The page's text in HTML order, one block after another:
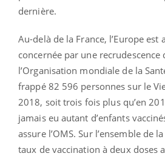
dernière.
Au-delà de la France, l’Europe est
concernée par une recrudescence
l’Organisation mondiale de la
frappé 82 596 personnes sur le
2018, soit trois fois plus qu’en
jamais eu autant d’enfants
assure l’OMS. Sur l’ensemble de
taux de vaccination à deux doses